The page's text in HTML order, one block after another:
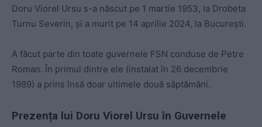
Doru Viorel Ursu s-a născut pe 1 martie 1953, la Drobeta
Turnu Severin, și a murit pe 14 aprilie 2024, la București.
A făcut parte din toate guvernele FSN conduse de Petre
Roman. În primul dintre ele (instalat în 26 decembrie
1989) a prins însă doar ultimele două săptămâni.
Prezența lui Doru Viorel Ursu în Guvernele